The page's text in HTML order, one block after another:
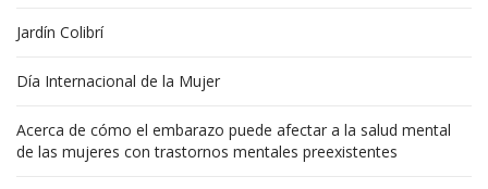
Jardín Colibrí
Día Internacional de la Mujer
Acerca de cómo el embarazo puede afectar a la salud mental
de las mujeres con trastornos mentales preexistentes